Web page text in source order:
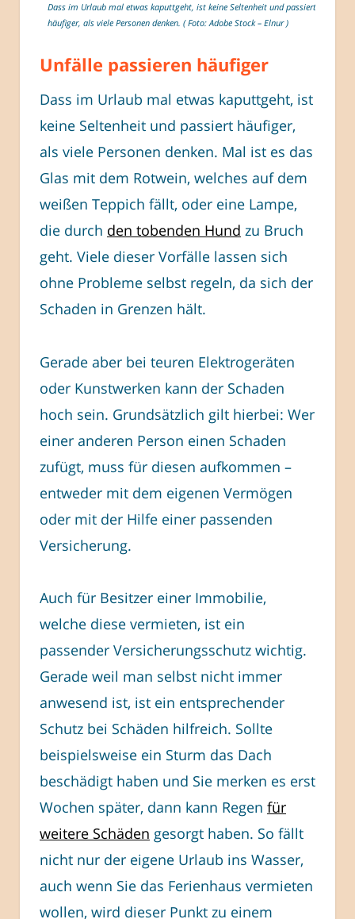
Dass im Urlaub mal etwas kaputtgeht, ist keine Seltenheit und passiert
häufiger, als viele Personen denken. ( Foto: Adobe Stock – Elnur )
Unfälle passieren häufiger
Dass im Urlaub mal etwas kaputtgeht, ist
keine Seltenheit und passiert häufiger,
als viele Personen denken. Mal ist es das
Glas mit dem Rotwein, welches auf dem
weißen Teppich fällt, oder eine Lampe,
die durch den tobenden Hund zu Bruch
geht. Viele dieser Vorfälle lassen sich
ohne Probleme selbst regeln, da sich der
Schaden in Grenzen hält.
Gerade aber bei teuren Elektrogeräten
oder Kunstwerken kann der Schaden
hoch sein. Grundsätzlich gilt hierbei: Wer
einer anderen Person einen Schaden
zufügt, muss für diesen aufkommen –
entweder mit dem eigenen Vermögen
oder mit der Hilfe einer passenden
Versicherung.
Auch für Besitzer einer Immobilie,
welche diese vermieten, ist ein
passender Versicherungsschutz wichtig.
Gerade weil man selbst nicht immer
anwesend ist, ist ein entsprechender
Schutz bei Schäden hilfreich. Sollte
beispielsweise ein Sturm das Dach
beschädigt haben und Sie merken es erst
Wochen später, dann kann Regen für
weitere Schäden gesorgt haben. So fällt
nicht nur der eigene Urlaub ins Wasser,
auch wenn Sie das Ferienhaus vermieten
wollen, wird dieser Punkt zu einem